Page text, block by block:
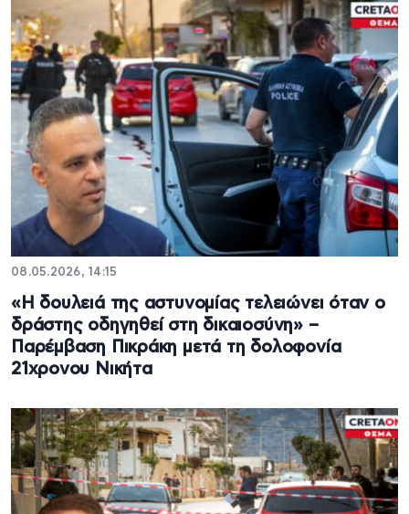
08.05.2026, 14:15
«Η δουλειά της αστυνομίας τελειώνει όταν ο
δράστης οδηγηθεί στη δικαιοσύνη» –
Παρέμβαση Πικράκη μετά τη δολοφονία
21χρονου Νικήτα